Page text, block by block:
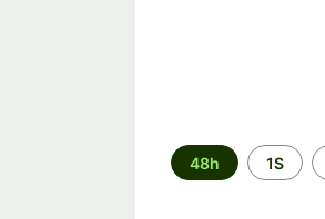
Período
de
48h 1S